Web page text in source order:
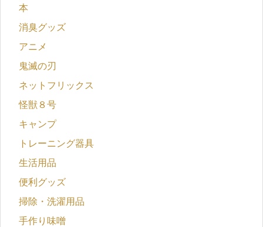
本
消臭グッズ
アニメ
鬼滅の刃
ネットフリックス
怪獣８号
キャンプ
トレーニング器具
生活用品
便利グッズ
掃除・洗濯用品
手作り味噌